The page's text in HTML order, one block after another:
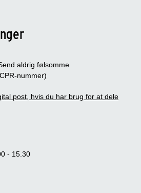
aldrig følsomme
nummer)
post, hvis du har brug for at dele
- 15.30